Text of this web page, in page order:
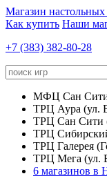
Магазин
Как купить Наши
+7 (383) 382-80-28
МФЦ Сан Сити
ТРЦ Аура (ул.
ТРЦ Сан Сити
ТРЦ
ТРЦ Галерея
ТРЦ Мега (ул.
6 магазинов в